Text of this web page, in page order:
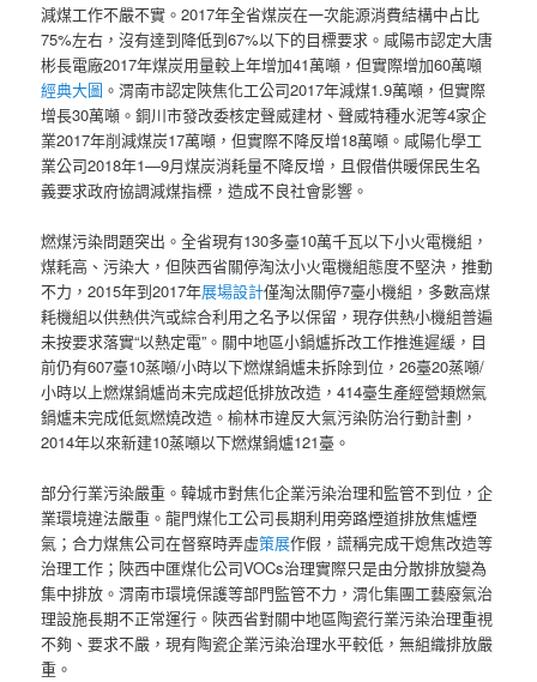
減煤工作不嚴不實。2017年全省煤炭在一次能源消費結構中占比
75%左右，沒有達到降低到67%以下的目標要求。咸陽市認定大唐
彬長電廠2017年煤炭用量較上年增加41萬噸，但實際增加60萬噸
經典大圖 。渭南市認定陜焦化工公司2017年減煤1.9萬噸，但實際
增長30萬噸。銅川市發改委核定聲威建材、聲威特種水泥等4家企
業2017年削減煤炭17萬噸，但實際不降反增18萬噸。咸陽化學工
業公司2018年1—9月煤炭消耗量不降反增，且假借供暖保民生名
義要求政府協調減煤指標，造成不良社會影響。
燃煤污染問題突出。全省現有130多臺10萬千瓦以下小火電機組，
煤耗高、污染大，但陜西省關停淘汰小火電機組態度不堅決，推動
不力，2015年到2017年展場設計僅淘汰關停7臺小機組，多數高煤
耗機組以供熱供汽或綜合利用之名予以保留，現存供熱小機組普遍
未按要求落實“以熱定電”。關中地區小鍋爐拆改工作推進遲緩，目
前仍有607臺10蒸噸/小時以下燃煤鍋爐未拆除到位，26臺20蒸噸/
小時以上燃煤鍋爐尚未完成超低排放改造，414臺生產經營類燃氣
鍋爐未完成低氮燃燒改造。榆林市違反大氣污染防治行動計劃，
2014年以來新建10蒸噸以下燃煤鍋爐121臺。
部分行業污染嚴重。韓城市對焦化企業污染治理和監管不到位，企
業環境違法嚴重。龍門煤化工公司長期利用旁路煙道排放焦爐煙
氣；合力煤焦公司在督察時弄虛策展作假，謊稱完成干熄焦改造等
治理工作；陜西中匯煤化公司VOCs治理實際只是由分散排放變為
集中排放。渭南市環境保護等部門監管不力，渭化集團工藝廢氣治
理設施長期不正常運行。陜西省對關中地區陶瓷行業污染治理重視
不夠、要求不嚴，現有陶瓷企業污染治理水平較低，無組織排放嚴
重。